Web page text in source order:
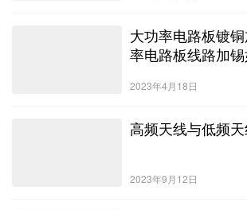
大功率电路板镀
率电路板线路加
2023年4月18日
高频天线与低频
2023年9月12日